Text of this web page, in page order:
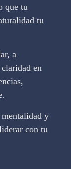
que tu
tu
a
claridad en
mentalidad y
con tu